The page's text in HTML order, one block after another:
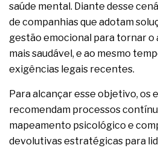
saúde mental. Diante desse
de companhias que adotam
gestão emocional para tornar
mais saudável, e ao mesmo
exigências legais recentes.
Para alcançar esse objetivo, os
recomendam processos
mapeamento psicológico e
devolutivas estratégicas para